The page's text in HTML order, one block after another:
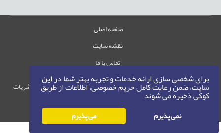
برای شخصی سازی ارائه خدمات و تجربه بهتر شما در این
سایت، ضمن رعایت کامل حریم خصوصی، اطلاعات از طریق
کوکی ذخیره می شوند
نمی پذیرم می پذیرم
صفحه اصلی
نقشه سایت
تماس با ما
حقوق این وب‌سایت متعلق به سامانه مدیریت نشریات
حق نشر 1405-1396